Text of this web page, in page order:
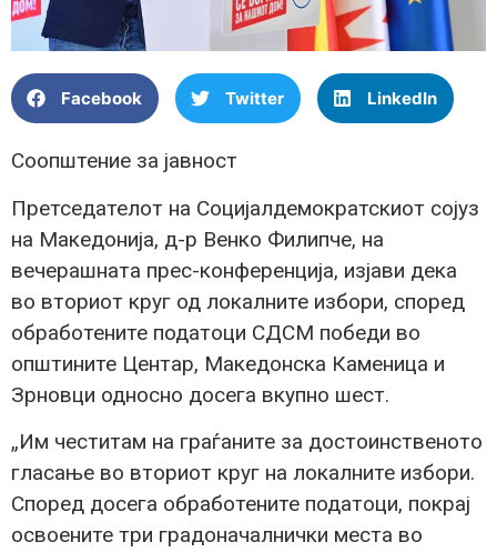
Facebook Twitter LinkedIn
Соопштение за јавност
Претседателот на Социјалдемократскиот сојуз
на Македонија, д-р Венко Филипче, на
вечерашната прес-конференција, изјави дека
во вториот круг од локалните избори, според
обработените податоци СДСМ победи во
општините Центар, Македонска Каменица и
Зрновци односно досега вкупно шест.
„Им честитам на граѓаните за достоинственото
гласање во вториот круг на локалните избори.
Според досега обработените податоци, покрај
освоените три градоначалнички места во